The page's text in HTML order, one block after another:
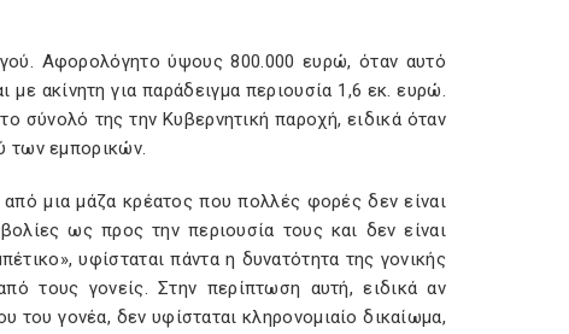
Αφορολόγητο ύψους 800.000 ευρώ, όταν αυτό
ακίνητη για παράδειγμα περιουσία 1,6 εκ. ευρώ.
σύνολό της την Κυβερνητική παροχή, ειδικά όταν
των εμπορικών.
μια μάζα κρέατος που πολλές φορές δεν είναι
ως προς την περιουσία τους και δεν είναι
υφίσταται πάντα η δυνατότητα της γονικής
τους γονείς. Στην περίπτωση αυτή, ειδικά αν
γονέα, δεν υφίσταται κληρονομιαίο δικαίωμα,